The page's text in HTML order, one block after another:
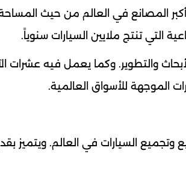
المصانع في العالم من حيث
التي تنتج ملايين السيارات سنوياً.
والتطوير. وكما يعمل فيه عشرات
للأسواق العالمية.
السيارات في العالم. ويتميز